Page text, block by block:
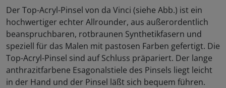
Der Top-Acryl-Pinsel von da Vinci (siehe Abb.) ist ein
hochwertiger echter Allrounder, aus außerordentlich
beanspruchbaren, rotbraunen Synthetikfasern und
speziell für das Malen mit pastosen Farben gefertigt. Die
Top-Acryl-Pinsel sind auf Schluss präpariert. Der lange
anthrazitfarbene Esagonalstiele des Pinsels liegt leicht
in der Hand und der Pinsel läßt sich bequem führen.